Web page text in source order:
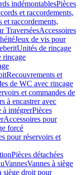
indémontablesPièces
et raccordements,
et raccordements,
TraverséesAccessoires
Jeux de vis pour
Unités de rinçage
rinçage
Recouvrements et
de WC avec rinçage
et commandes de
à encastrer avec
à intégrerPièces
Accessoires pour
forcé
pour réservoirs et
Pièces détachées
VannesVannes à siège
siège droit pour